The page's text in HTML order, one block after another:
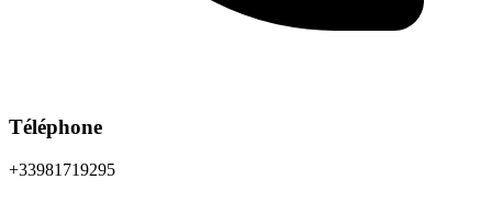
Téléphone
+33981719295